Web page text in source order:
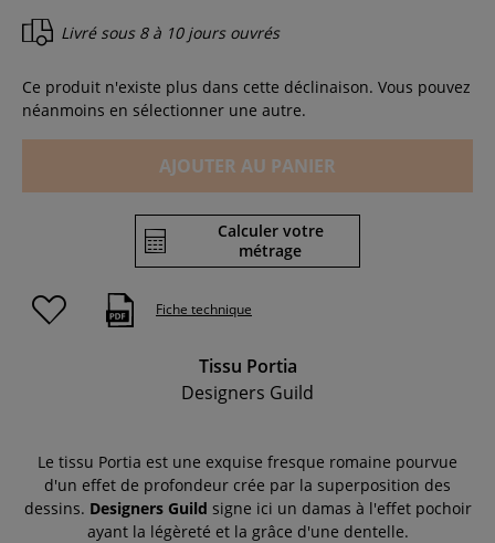
Livré sous 8 à 10 jours ouvrés
Ce produit n'existe plus dans cette déclinaison. Vous pouvez
néanmoins en sélectionner une autre.
AJOUTER AU PANIER
Calculer votre
métrage
Fiche technique
Tissu Portia
Designers Guild
Le tissu Portia est une exquise fresque romaine pourvue
d'un effet de profondeur crée par la superposition des
dessins. Designers Guild signe ici un damas à l'effet pochoir
ayant la légèreté et la grâce d'une dentelle.